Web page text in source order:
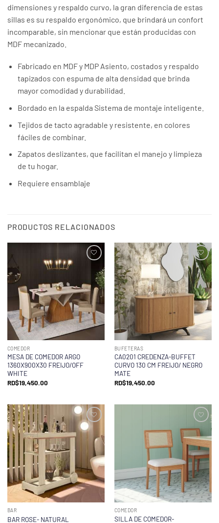
dimensiones y respaldo curvo, la gran diferencia de estas
sillas es su respaldo ergonómico, que brindará un confort
incomparable, sin mencionar que están producidas con
MDF mecanizado.
Fabricado en MDF y MDP Asiento, costados y respaldo
tapizados con espuma de alta densidad que brinda
mayor comodidad y durabilidad.
Bordado en la espalda Sistema de montaje inteligente.
Tejidos de tacto agradable y resistente, en colores
fáciles de combinar.
Zapatos deslizantes, que facilitan el manejo y limpieza
de tu hogar.
Requiere ensamblaje
PRODUCTOS RELACIONADOS
COMEDOR
MESA DE COMEDOR ARGO
1360X900X30 FREIJO/OFF
WHITE
RD$19,450.00
BUFETERAS
CA0201 CREDENZA-BUFFET
CURVO 130 CM FREIJO/ NEGRO
MATE
RD$19,450.00
BAR
BAR ROSE- NATURAL
COMEDOR
SILLA DE COMEDOR-